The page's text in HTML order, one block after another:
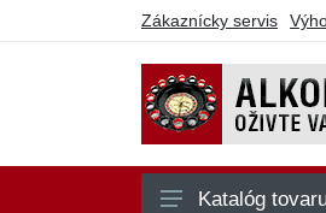
Zákaznícky servis
Katalóg